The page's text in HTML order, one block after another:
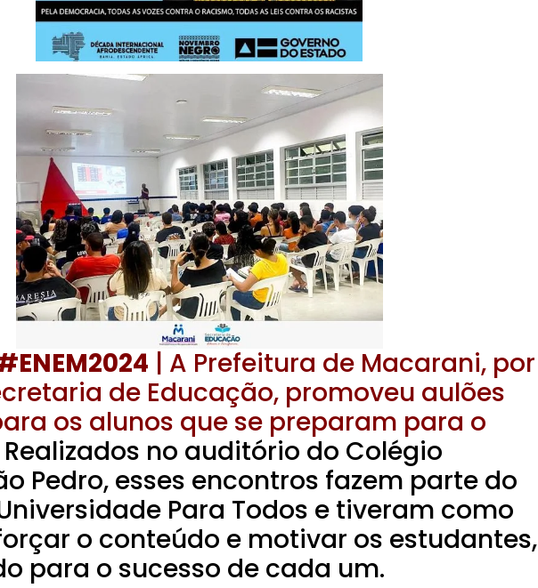
| A Prefeitura de Macarani, por
de Educação, promoveu aulões
os alunos que se preparam para o
Realizados no auditório do Colégio
Pedro, esses encontros fazem parte do
Para Todos e tiveram como
o conteúdo e motivar os estudantes,
para o sucesso de cada um.